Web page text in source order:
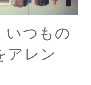
いつもの
アレン